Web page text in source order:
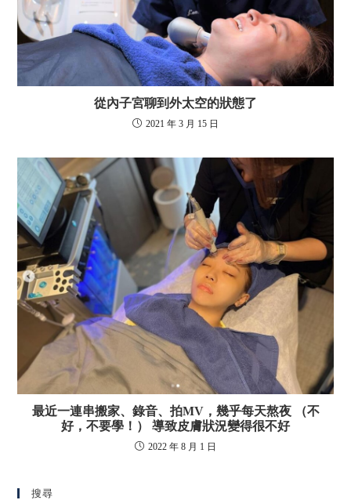
從內子宮聊到外太空的狀態了
2021 年 3 月 15 日
最近一連串搬家、錄音、拍MV，幾乎每天熬夜 （不
好，不要學！） 導致皮膚狀況變得很不好
2022 年 8 月 1 日
搜尋